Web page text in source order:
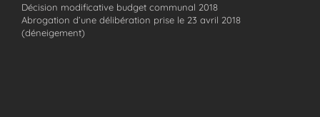
Décision modificative budget communal 2018
Abrogation d’une délibération prise le 23 avril 2018
(déneigement)